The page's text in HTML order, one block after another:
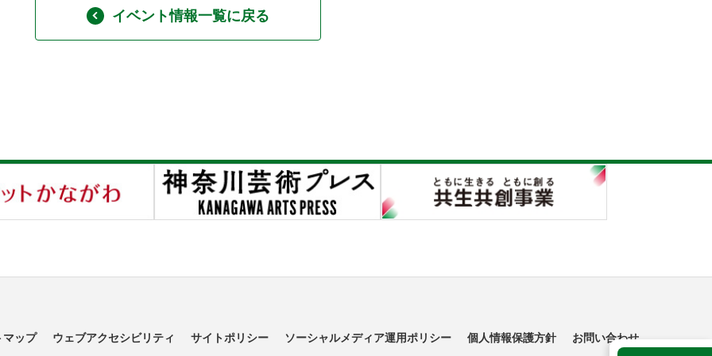
イベント情報一覧に戻る
マップ ウェブアクセシビリティ サイトポリシー ソーシャルメディア運用ポリシー 個人情報保護方針 お問い合わせ